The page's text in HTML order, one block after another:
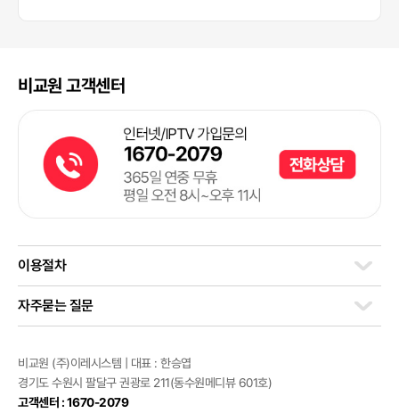
비교원 고객센터
이용절차
자주묻는 질문
비교원 (주)이레시스템 | 대표 : 한승엽
경기도 수원시 팔달구 권광로 211(동수원메디뷰 601호)
고객센터 : 1670-2079